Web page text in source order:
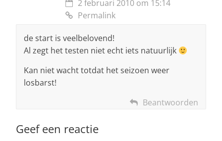
2 februari 2010 om 15:14
Permalink
de start is veelbelovend!
Al zegt het testen niet echt iets natuurlijk
Kan niet wacht totdat het seizoen weer
losbarst!
Beantwoorden
Geef een reactie